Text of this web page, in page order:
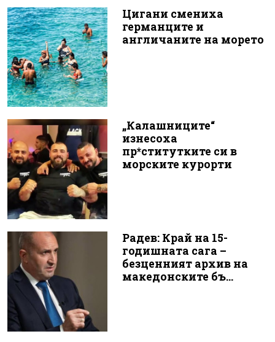
Цигани смениха
германците и
англичаните на морето
„Калашниците“
изнесоха
пр*ститутките си в
морските курорти
Радев: Край на 15-
годишната сага –
безценният архив на
македонските бъ...